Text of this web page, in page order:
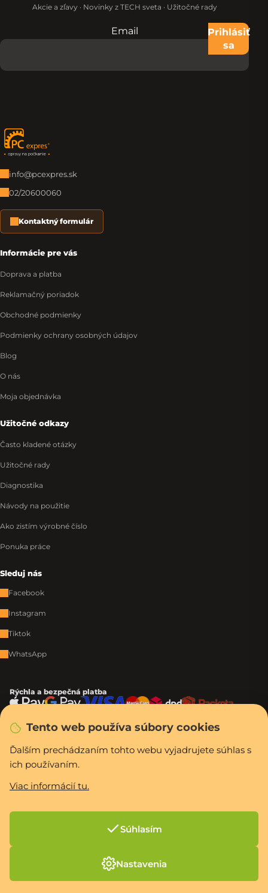
Tento web používa súbory cookies
Ďalším prechádzaním tohto webu vyjadrujete súhlas s
ich používaním.
Viac informácií tu.
Súhlasím
Nastavenia
Akcie a zľavy · Novinky z TECH sveta · Užitočné rady
Nevypĺňajte toto pole:
Email
Prihlásiť
sa
Zápätie
info@pcexpres.sk
02/20600060
Kontaktný formulár
Informácie pre vás
Doprava a platba
Reklamačný poriadok
Obchodné podmienky
Podmienky ochrany osobných údajov
Blog
O nás
Moja objednávka
Užitočné odkazy
Často kladené otázky
Užitočné rady
Diagnostika
Návody na použitie
Ako zistím výrobné číslo
Ponuka práce
Sleduj nás
Facebook
Instagram
Tiktok
WhatsApp
Rýchla a bezpečná platba
Copyright 2026PCexpres.sk. Všetky práva vyhradené.Upraviť nastavenie
cookies